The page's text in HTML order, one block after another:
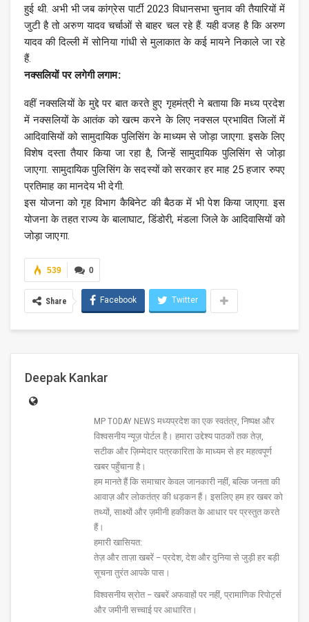
हुई थी. अभी भी जब कांग्रेस पार्टी 2023 विधानसभा चुनाव की तैयारियों में
जुटी है तो अरुण यादव चर्चाओं से बाहर चल रहे हैं. यही वजह है कि अरुण
यादव की दिल्ली में सोनिया गांधी से मुलाकात के कई मायने निकाले जा रहे
हैं.
नक्सलियों पर लगेगी लगाम:
वहीं नक्सलियों के मुद्दे पर बात करते हुए गृहमंत्री ने बताया कि मध्य प्रदेश
में नक्सलियों के आतंक को खत्म करने के लिए नक्सल प्रभावित जिलों में
आदिवासियों को सामुदायिक पुलिसिंग के माध्यम से जोड़ा जाएगा. इसके लिए
विशेष दस्ता तैयार किया जा रहा है, जिन्हें सामुदायिक पुलिसिंग से जोड़ा
जाएगा. सामुदायिक पुलिसिंग के सदस्यों को सरकार हर माह 25 हजार रुपए
प्रतिमाह का मानदेय भी देगी.
इस योजना को गृह विभाग कैबिनेट की बैठक में भी पेश किया जाएगा. इस
योजना के तहत राज्य के बालाघाट, डिंडोरी, मंडला जिले के आदिवासियों को
जोड़ा जाएगा.
0
539
Share Facebook Twitter
Deepak Kankar
MP TODAY NEWS मध्यप्रदेश का एक स्वतंत्र, निष्पक्ष और
विश्वसनीय न्यूज़ पोर्टल है। हमारा उद्देश्य पाठकों तक तेज़,
सटीक और ज़िम्मेदार पत्रकारिता के माध्यम से हर महत्वपूर्ण
खबर पहुँचाना है।
हम मानते हैं कि समाचार केवल जानकारी नहीं, बल्कि जनता की
आवाज़ और लोकतंत्र की धड़कन हैं। इसलिए हम हर खबर को
तथ्यों, साक्ष्यों और ज़मीनी हकीकत के आधार पर प्रस्तुत करते
हैं।
हमारी खासियत:
तेज़ और ताज़ा खबरें – प्रदेश, देश और दुनिया से जुड़ी हर बड़ी
सूचना तुरंत आपके पास।
विश्वसनीय स्रोत – खबरें अफवाहों पर नहीं, प्रामाणिक रिपोर्ट्स
और जमीनी सच्चाई पर आधारित।